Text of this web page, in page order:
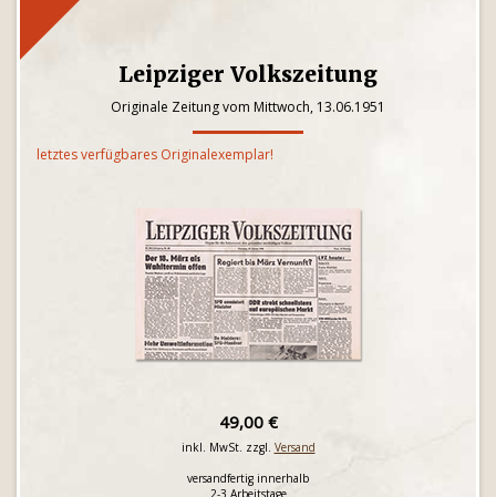
Leipziger Volkszeitung
Originale Zeitung vom Mittwoch, 13.06.1951
letztes verfügbares Originalexemplar!
49,00 €
inkl. MwSt. zzgl. Versand
versandfertig innerhalb
2-3 Arbeitstage